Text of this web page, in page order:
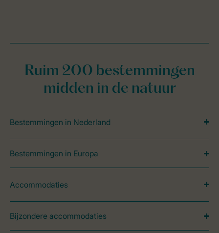
Ruim 200 bestemmingen
midden in de natuur
Bestemmingen in Nederland
Bestemmingen in Europa
Accommodaties
Bijzondere accommodaties